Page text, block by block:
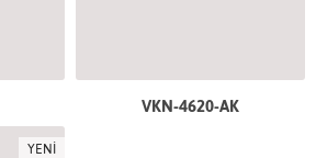
VKN-4620-AK
YENİ